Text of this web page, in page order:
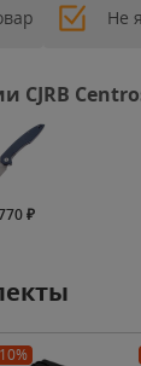
Не
CJRB
₽